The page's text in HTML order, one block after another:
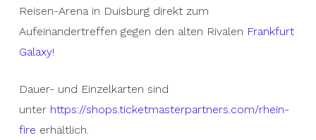
Reisen-Arena in Duisburg direkt zum
Aufeinandertreffen gegen den alten Rivalen Frankfurt
Galaxy!
Dauer- und Einzelkarten sind
unter https://shops.ticketmasterpartners.com/rhein-
fire erhältlich.